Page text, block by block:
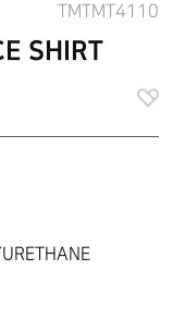
TMTMT4110
SHIRT